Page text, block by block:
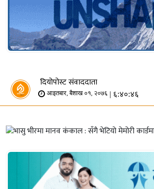
दियोपोस्ट संवाददाता
आइतबार, बैशाख ०१, २०७६ | ६:४०:४६